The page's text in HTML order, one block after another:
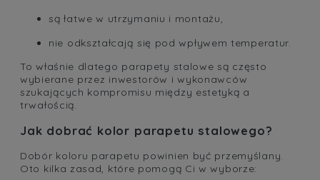
są łatwe w utrzymaniu i montażu,
nie odkształcają się pod wpływem temperatur.
To właśnie dlatego parapety stalowe są często
wybierane przez inwestorów i wykonawców
szukających kompromisu między estetyką a
trwałością.
Jak dobrać kolor parapetu stalowego?
Dobór koloru parapetu powinien być przemyślany.
Oto kilka zasad, które pomogą Ci w wyborze: